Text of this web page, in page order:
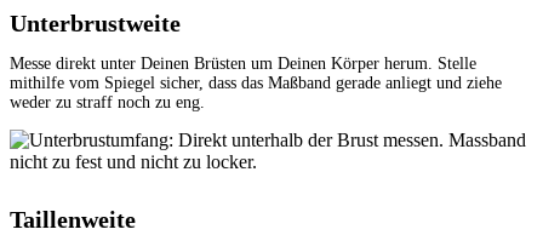
Unterbrustweite
Messe direkt unter Deinen Brüsten um Deinen Körper herum. Stelle
mithilfe vom Spiegel sicher, dass das Maßband gerade anliegt und ziehe
weder zu straff noch zu eng.
Taillenweite